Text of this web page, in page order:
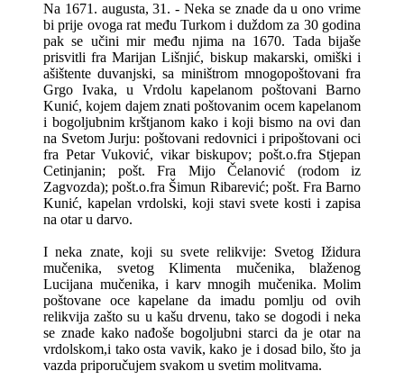
Na 1671. augusta, 31. - Neka se znade da u ono vrime
bi prije ovoga rat među Turkom i duždom za 30 godina
pak se učini mir među njima na 1670. Tada bijaše
prisvitli fra Marijan Lišnjić, biskup makarski, omiški i
ašištente duvanjski, sa miništrom mnogopoštovani fra
Grgo Ivaka, u Vrdolu kapelanom poštovani Barno
Kunić, kojem dajem znati poštovanim ocem kapelanom
i bogoljubnim krštjanom kako i koji bismo na ovi dan
na Svetom Jurju: poštovani redovnici i pripoštovani oci
fra Petar Vuković, vikar biskupov; pošt.o.fra Stjepan
Cetinjanin; pošt. Fra Mijo Čelanović (rodom iz
Zagvozda); pošt.o.fra Šimun Ribarević; pošt. Fra Barno
Kunić, kapelan vrdolski, koji stavi svete kosti i zapisa
na otar u darvo.
I neka znate, koji su svete relikvije: Svetog Ižidura
mučenika, svetog Klimenta mučenika, blaženog
Lucijana mučenika, i karv mnogih mučenika. Molim
poštovane oce kapelane da imadu pomlju od ovih
relikvija zašto su u kašu drvenu, tako se dogodi i neka
se znade kako nađoše bogoljubni starci da je otar na
vrdolskom,i tako osta vavik, kako je i dosad bilo, što ja
vazda priporučujem svakom u svetim molitvama.